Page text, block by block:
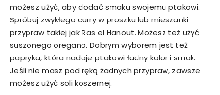
możesz użyć, aby dodać smaku swojemu ptakowi.
Spróbuj zwykłego curry w proszku lub mieszanki
przypraw takiej jak Ras el Hanout. Możesz też użyć
suszonego oregano. Dobrym wyborem jest też
papryka, która nadaje ptakowi ładny kolor i smak.
Jeśli nie masz pod ręką żadnych przypraw, zawsze
możesz użyć soli koszernej.